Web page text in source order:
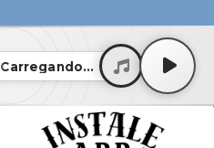
Carregando...